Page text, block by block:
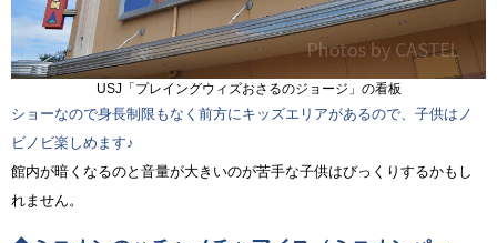
USJ「プレイングウィズおさるのジョージ」の看板
ショーなので身長制限もなく前方にキッズエリアがあるので、子供はノ
ビノビ楽しめます♪
館内が暗くなるのと音量が大きいのが苦手な子供はびっくりするかもし
れません。